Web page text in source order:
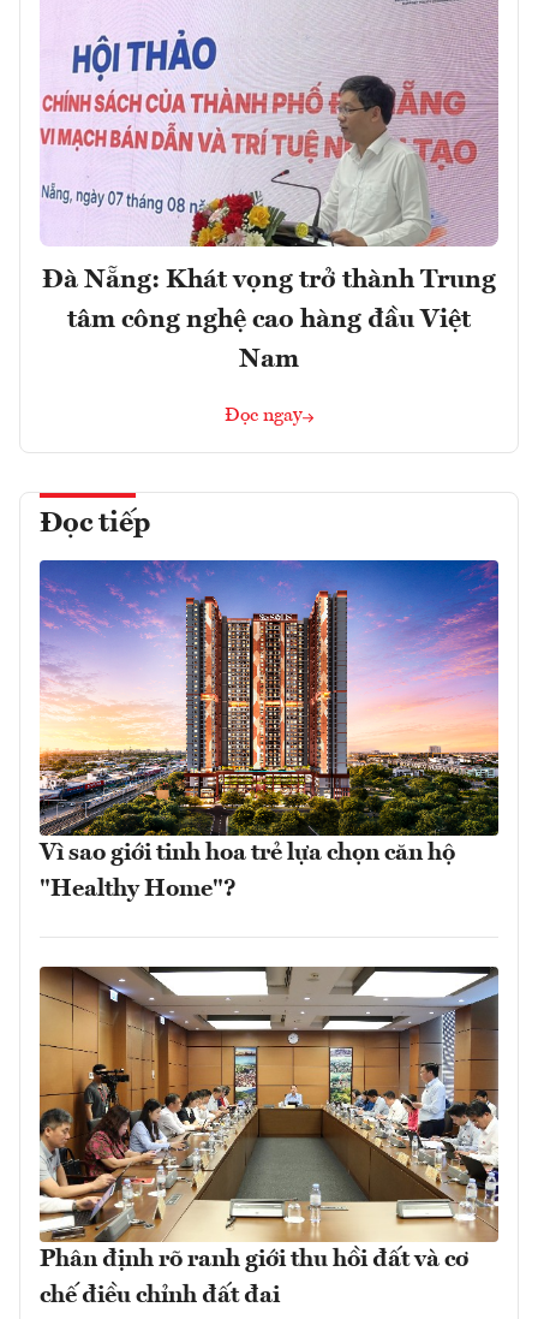
Đà Nẵng: Khát vọng trở thành Trung
tâm công nghệ cao hàng đầu Việt
Nam
Đọc ngay
Đọc tiếp
Vì sao giới tinh hoa trẻ lựa chọn căn hộ
"Healthy Home"?
Phân định rõ ranh giới thu hồi đất và cơ
chế điều chỉnh đất đai